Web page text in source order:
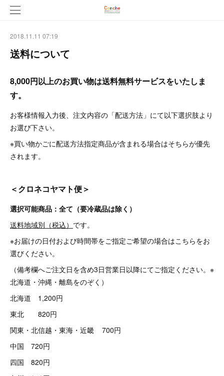
2018.11.11 07:19
送料について
8,000円以上のお買い物は送料無料サービスをいたしま
す。
お客様情報入力後、注文内容の「配送方法」にて以下選択肢より
お選び下さい。
※買い物かごに配送方法指定商品が含まれる場合はそちらが優先
されます。
＜クロネコヤマト便＞
選択可能商品：全て（要冷蔵品は除く）
送料地域別（税込） です。
※お届けの日付および時間帯をご指定ご希望の場合はこちらをお
選びください。
（備考欄へご注文日を含め3日営業日以降にてご指定ください。※
北海道・沖縄・離島をのぞく）
北海道 1,200円
東北 820円
関東・北信越・東海・近畿 700円
中国 720円
四国 820円